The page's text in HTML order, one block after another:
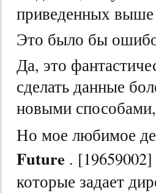
приведенных
Это было бы
Да, это
сделать данные
новыми
Но мое любимое
Future .
которые задает